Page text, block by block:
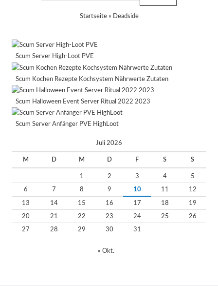
Startseite» Deadside
Scum Server High-Loot PVE
Scum Kochen Rezepte Kochsystem Nährwerte Zutaten
Scum Halloween Event Server Ritual 2022 2023
Scum Server Anfänger PVE HighLoot
Juli 2026
M D M D F S S
1 2 3 4 5
6 7 8 9 10 11 12
13 14 15 16 17 18 19
20 21 22 23 24 25 26
27 28 29 30 31
« Okt.